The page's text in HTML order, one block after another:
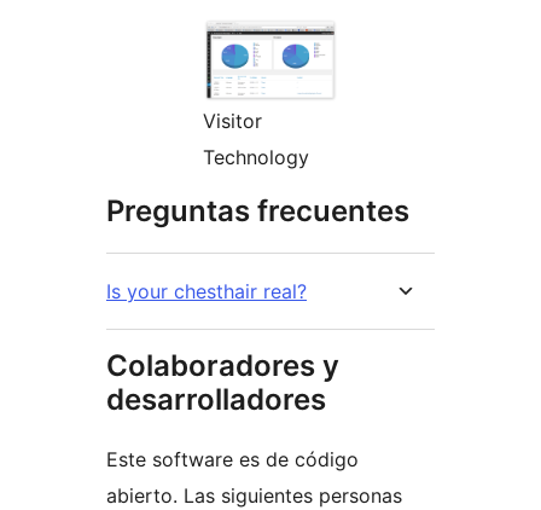
Visitor
Technology
Preguntas frecuentes
Is your chesthair real?
Colaboradores y
desarrolladores
Este software es de código
abierto. Las siguientes personas